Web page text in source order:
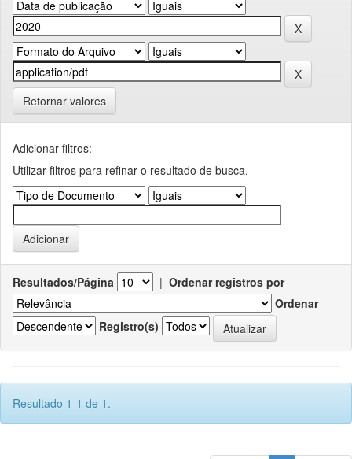
Retornar valores
Adicionar filtros:
Utilizar filtros para refinar o resultado de busca.
Resultados/Página | Ordenar registros por
Ordenar
Registro(s)
Resultado 1-1 de 1.